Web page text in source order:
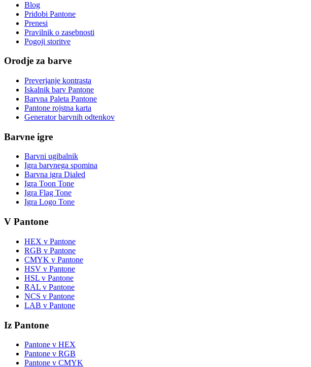
Blog
Pridobi Pantone
Prenesi
Pravilnik o zasebnosti
Pogoji storitve
Orodje za barve
Preverjanje kontrasta
Iskalnik barv Pantone
Barvna Paleta Pantone
Pantone rojstna karta
Generator barvnih odtenkov
Barvne igre
Barvni ugibalnik
Igra barvnega spomina
Barvna igra Dialed
Igra Toon Tone
Igra Flag Tone
Igra Logo Tone
V Pantone
HEX v Pantone
RGB v Pantone
CMYK v Pantone
HSV v Pantone
HSL v Pantone
RAL v Pantone
NCS v Pantone
LAB v Pantone
Iz Pantone
Pantone v HEX
Pantone v RGB
Pantone v CMYK